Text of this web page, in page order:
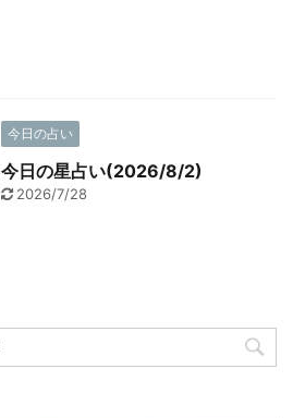
今日の占い
今日の星占い(2026/8/2)
2026/7/28